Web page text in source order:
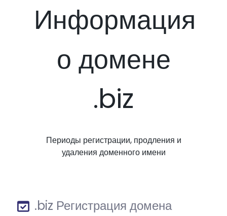
Информация
о домене
.biz
Периоды регистрации, продления и
удаления доменного имени
.biz Регистрация домена